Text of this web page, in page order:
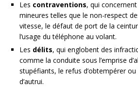
Les contraventions, qui
mineures telles que le non-respect
vitesse, le défaut de port de la
l’usage du téléphone au volant.
Les délits, qui englobent des
comme la conduite sous l’emprise
stupéfiants, le refus d’obtempérer
d’autrui.